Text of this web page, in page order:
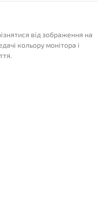
від зображення на
кольору монітора і